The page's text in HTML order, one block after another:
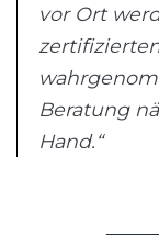
vor Ort
Beratung
Hand.“